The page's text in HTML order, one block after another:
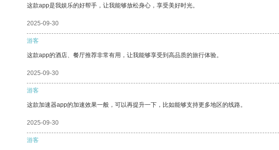
这款app是我娱乐的好帮手，让我能够放松身心，享受美好时光。
2025-09-30
游客
这款app的酒店、餐厅推荐非常有用，让我能够享受到高品质的旅行体验。
2025-09-30
游客
这款加速器app的加速效果一般，可以再提升一下，比如能够支持更多地区的线路。
2025-09-30
游客